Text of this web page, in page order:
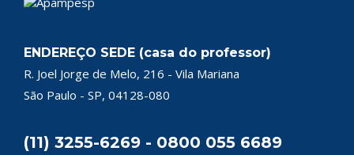
ENDEREÇO SEDE (casa do professor)
R. Joel Jorge de Melo, 216 - Vila Mariana
São Paulo - SP, 04128-080
(11) 3255-6269 - 0800 055 6689